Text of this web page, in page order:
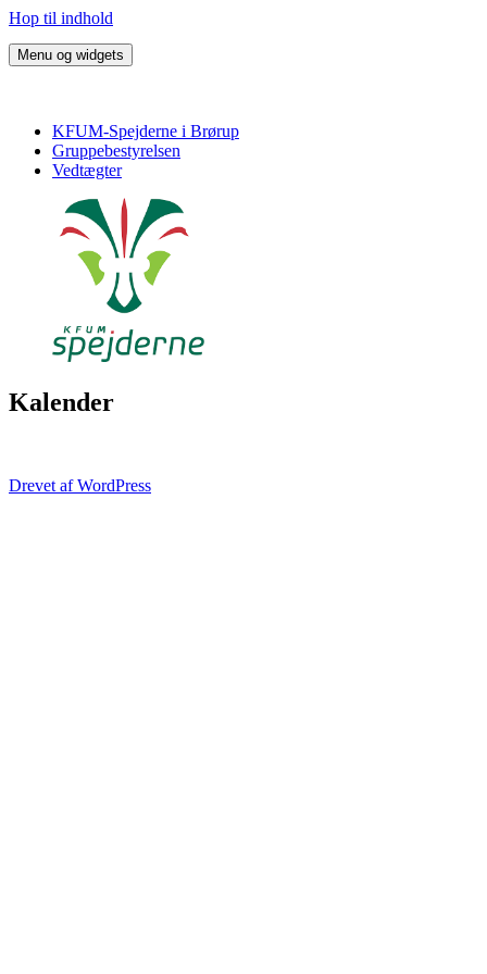
Hop til indhold
KFUM Spejderne i Brørup
Harald Blåtand Trop
Menu og widgets
KFUM-Spejderne i Brørup
Gruppebestyrelsen
Vedtægter
Kalender
Drevet af WordPress